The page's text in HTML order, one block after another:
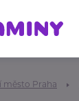
město Praha